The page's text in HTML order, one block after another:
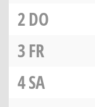
2DO
3FR
4SA